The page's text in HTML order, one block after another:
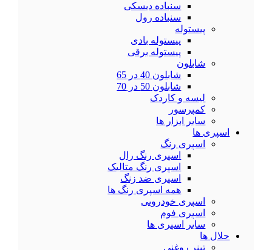
سنباده دیسکی
سنباده رول
پیستوله
پیستوله بادی
پیستوله برقی
شابلون
شابلون 40 در 65
شابلون 50 در 70
لیسه و کاردک
کمپرسور
سایر ابزار ها
اسپری ها
اسپری رنگ
اسپری رنگ رال
اسپری رنگ متالیک
اسپری ضد زنگ
همه اسپری رنگ ها
اسپری خودرویی
اسپری فوم
سایر اسپری ها
حلال ها
تینر روغنی